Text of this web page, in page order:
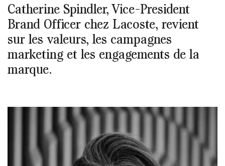
Catherine Spindler, Vice-President
Brand Officer chez Lacoste, revient
sur les valeurs, les campagnes
marketing et les engagements de la
marque.